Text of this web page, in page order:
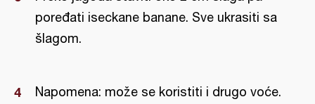
poređati iseckane banane. Sve ukrasiti sa
šlagom.
Napomena: može se koristiti i drugo voće.